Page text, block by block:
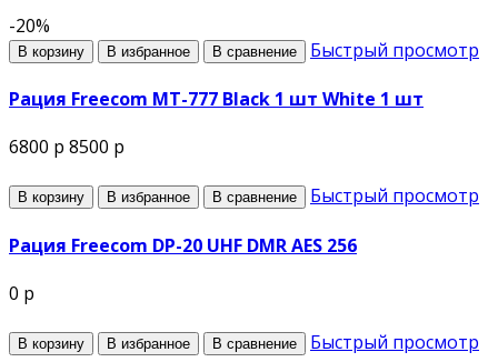
-20%
В корзину В избранное В сравнение Быстрый просмотр
Рация Freecom MT-777 Black 1 шт White 1 шт
6800 р 8500 р
В корзину В избранное В сравнение Быстрый просмотр
Рация Freecom DP-20 UHF DMR AES 256
0 р
В корзину В избранное В сравнение Быстрый просмотр